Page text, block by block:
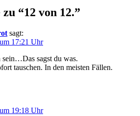
“12 von 12.”
sagt:
17:21 Uhr
sein…Das sagst du was.
tauschen. In den meisten Fällen.
19:18 Uhr